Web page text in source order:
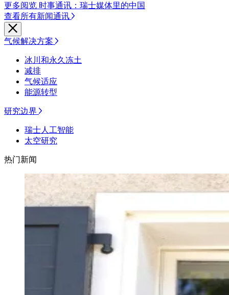
更多阅览 时事通讯：瑞士媒体里的中国
查看所有新闻通讯
气候解决方案
冰川和永久冻土
减排
气候适应
能源转型
研究边界
瑞士人工智能
太空研究
热门新闻